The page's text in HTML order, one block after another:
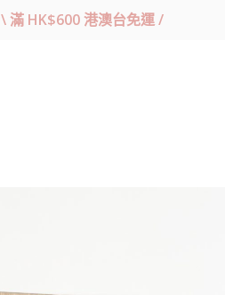
\ 滿 HK$600 港澳台免運 /